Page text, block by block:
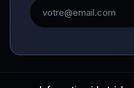
Adresse email